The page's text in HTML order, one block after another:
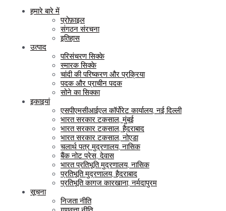
हमारे बारे में
प्रोफ़ाइल
संगठन संरचना
इतिहास
उत्पाद
परिसंचरण सिक्के
स्मारक सिक्के
चांदी की परिष्करण और प्रक्रिया
पदक और प्राचीन पदक
सोने का सिक्का
इकाइयां
एसपीएमसीआईएल कॉर्पोरेट कार्यालय, नई दिल्ली
भारत सरकार टकसाल, मुंबई
भारत सरकार टकसाल, हैदराबाद
भारत सरकार टकसाल, नोएडा
चलार्थ पत्र मुद्रणालय, नासिक
बैंक नोट प्रेस, देवास
भारत प्रतिभूति मुद्रणालय, नासिक
प्रतिभूति मुद्रणालय, हैदराबाद
प्रतिभूति कागज कारखाना, नर्मदापुरम
सूचना
निजता नीति